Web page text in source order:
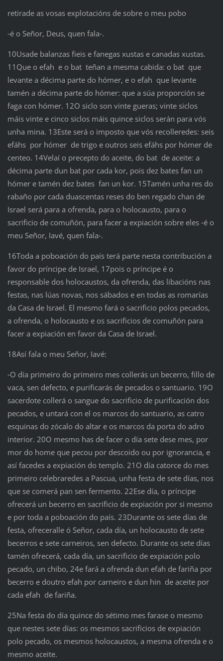
retirade as vosas explotacións de sobre o meu pobo
‑é o Señor, Deus, quen fala‑.
10Usade balanzas fieis e fanegas xustas e canadas xustas.
11Que o efah e o bat teñan a mesma cabida: o bat que
levante a décima parte do hómer, e o efah que levante
tamén a décima parte do hómer: que a súa proporción se
faga con hómer. 12O siclo son vinte gueras; vinte siclos
máis vinte e cinco siclos máis quince siclos serán para vós
unha mina. 13Este será o imposto que vós recolleredes: seis
efáhs por hómer de trigo e outros seis efáhs por hómer de
centeo. 14Velaí o precepto do aceite, do bat de aceite: a
décima parte dun bat por cada kor, pois dez bates fan un
hómer e tamén dez bates fan un kor. 15Tamén unha res do
rabaño por cada duascentas reses do ben regado chan de
Israel será para a ofrenda, para o holocausto, para o
sacrificio de comuñón, para facer a expiación sobre eles ‑é o
meu Señor, Iavé, quen fala‑.
16Toda a poboación do país terá parte nesta contribución a
favor do príncipe de Israel, 17pois o príncipe é o
responsable dos holocaustos, da ofrenda, das libacións nas
festas, nas lúas novas, nos sábados e en todas as romarías
da Casa de Israel. El mesmo fará o sacrificio polos pecados,
a ofrenda, o holocausto e os sacrificios de comuñón para
facer a expiación en favor da Casa de Israel.
18Así fala o meu Señor, Iavé:
‑O día primeiro do primeiro mes collerás un becerro, fillo de
vaca, sen defecto, e purificarás de pecados o santuario. 19O
sacerdote collerá o sangue do sacrificio de purificación dos
pecados, e untará con el os marcos do santuario, as catro
esquinas do zócalo do altar e os marcos da porta do adro
interior. 20O mesmo has de facer o día sete dese mes, por
mor do home que pecou por descoido ou por ignorancia, e
así facedes a expiación do templo. 21O día catorce do mes
primeiro celebraredes a Pascua, unha festa de sete días, nos
que se comerá pan sen fermento. 22Ese día, o príncipe
ofrecerá un becerro en sacrificio de expiación por si mesmo
e por toda a poboación do país. 23Durante os sete días de
festa, ofreceralle ó Señor, cada día, un holocausto de sete
becerros e sete carneiros, sen defecto. Durante os sete días
tamén ofrecerá, cada día, un sacrificio de expiación polo
pecado, un chibo, 24e fará a ofrenda dun efah de fariña por
becerro e doutro efah por carneiro e dun hin de aceite por
cada efah de fariña.
25Na festa do día quince do sétimo mes farase o mesmo
que nestes sete días: os mesmos sacrificios de expiación
polo pecado, os mesmos holocaustos, a mesma ofrenda e o
mesmo aceite.